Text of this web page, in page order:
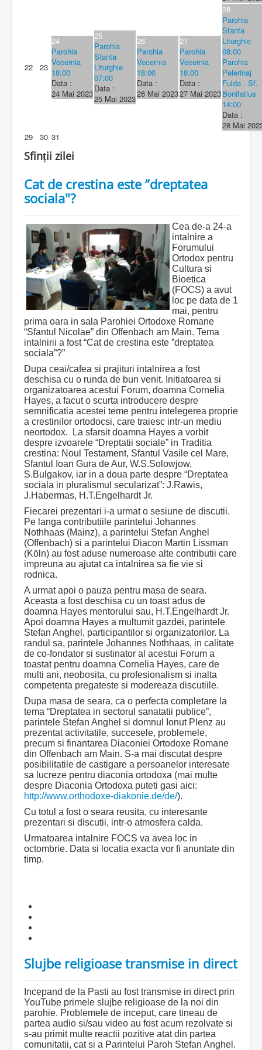
22 23
24
Parohia
Vecernia
18:00
Data :
24 Mai 2023
25
Parohia
Sfanta
Liturghie
07:00
Data :
25 Mai 2023
26
Parohia
Vecernia
18:00
Data :
26 Mai 2023
27
Parohia
Vecernia
18:00
Data :
27 Mai 2023
28
Parohia
Sfanta
Liturghie
08:00
Parohia
Pelerinaj
Fulda - Sf.
Bonifatius
14:00
Data :
28 Mai
29
30 31
Sfinții zilei
Cat de crestina este ”dreptatea
sociala"?
Cea de-a 24-a
intalnire a
Forumului
Ortodox pentru
Cultura si
Bioetica
(FOCS) a avut
loc pe data de 1
mai, pentru
prima oara in sala Parohiei Ortodoxe Romane
“Sfantul Nicolae” din Offenbach am Main. Tema
intalnirii a fost “Cat de crestina este ”dreptatea
sociala”?”
Dupa ceai/cafea si prajituri intalnirea a fost
deschisa cu o runda de bun venit. Initiatoarea si
organizatoarea acestui Forum, doamna Cornelia
Hayes, a facut o scurta introducere despre
semnificatia acestei teme pentru intelegerea proprie
a crestinilor ortodocsi, care traiesc intr-un mediu
neortodox. La sfarsit doamna Hayes a vorbit
despre izvoarele “Dreptatii sociale” in Traditia
crestina: Noul Testament, Sfantul Vasile cel Mare,
Sfantul Ioan Gura de Aur, W.S.Solowjow,
S.Bulgakov, iar in a doua parte despre “Dreptatea
sociala in pluralismul secularizat”: J.Rawis,
J.Habermas, H.T.Engelhardt Jr.
Fiecarei prezentari i-a urmat o sesiune de discutii.
Pe langa contributiile parintelui Johannes
Nothhaas (Mainz), a parintelui Stefan Anghel
(Offenbach) si a parintelui Diacon Martin Lissman
(Köln) au fost aduse numeroase alte contributii care
impreuna au ajutat ca intalnirea sa fie vie si
rodnica.
A urmat apoi o pauza pentru masa de seara.
Aceasta a fost deschisa cu un toast adus de
doamna Hayes mentorului sau, H.T.Engelhardt Jr.
Apoi doamna Hayes a multumit gazdei, parintele
Stefan Anghel, participantilor si organizatorilor. La
randul sa, parintele Johannes Nothhaas, in calitate
de co-fondator si sustinator al acestui Forum a
toastat pentru doamna Cornelia Hayes, care de
multi ani, neobosita, cu profesionalism si inalta
competenta pregateste si modereaza discutiile.
Dupa masa de seara, ca o perfecta completare la
tema “Dreptatea in sectorul sanatatii publice”,
parintele Stefan Anghel si domnul Ionut Plenz au
prezentat activitatile, succesele, problemele,
precum si finantarea Diaconiei Ortodoxe Romane
din Offenbach am Main. S-a mai discutat despre
posibilitatile de castigare a persoanelor interesate
sa lucreze pentru diaconia ortodoxa (mai multe
despre Diaconia Ortodoxa puteti gasi aici:
http://www.orthodoxe-diakonie.de/de/).
Cu totul a fost o seara reusita, cu interesante
prezentari si discutii, intr-o atmosfera calda.
Urmatoarea intalnire FOCS va avea loc in
octombrie. Data si locatia exacta vor fi anuntate din
timp.
Slujbe religioase transmise in direct
Incepand de la Pasti au fost transmise in direct prin
YouTube primele slujbe religioase de la noi din
parohie. Problemele de inceput, care tineau de
partea audio si/sau video au fost acum rezolvate si
s-au primit multe reactii pozitive atat din partea
comunitatii, cat si a Parintelui Paroh Stefan Anghel.